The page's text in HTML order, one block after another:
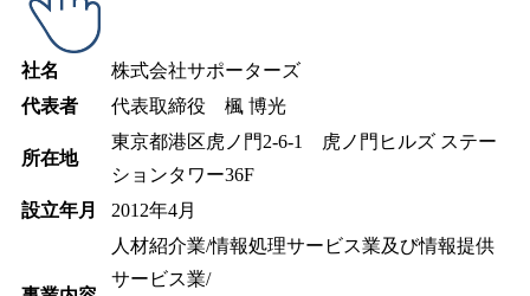
社名
株式会社サポーターズ
代表者
代表取締役 楓 博光
所在地
東京都港区虎ノ門2-6-1 虎ノ門ヒルズ ステー
ションタワー36F
設立年月
2012年4月
人材紹介業/情報処理サービス業及び情報提供
サービス業/